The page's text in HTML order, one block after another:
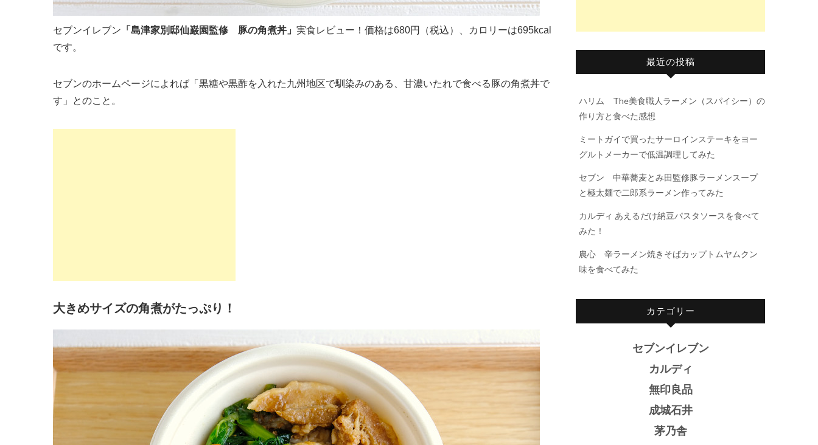
セブンイレブン 「島津家別邸仙巌園監修 豚の角煮丼」 実食レビュー！価格は680円（税込）、カロリーは695kcal
です。
セブンのホームページによれば「黒糖や黒酢を入れた九州地区で馴染みのある、甘濃いたれで食べる豚の角煮丼で
す」とのこと。
大きめサイズの角煮がたっぷり！
最近の投稿
ハリム The美食職人ラーメン（スパイシー）の
作り方と食べた感想
ミートガイで買ったサーロインステーキをヨー
グルトメーカーで低温調理してみた
セブン 中華蕎麦とみ田監修豚ラーメンスープ
と極太麺で二郎系ラーメン作ってみた
カルディ あえるだけ納豆パスタソースを食べて
みた！
農心 辛ラーメン焼きそばカップトムヤムクン
味を食べてみた
カテゴリー
セブンイレブン
カルディ
無印良品
成城石井
茅乃舎